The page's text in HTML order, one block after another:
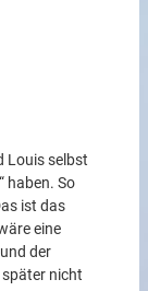
Louis selbst
haben. So
ist das
eine
der
später nicht